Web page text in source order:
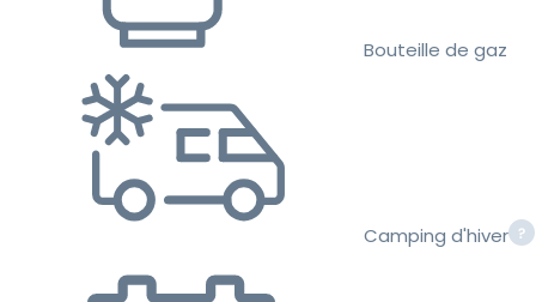
Bouteille de gaz
Camping d'hiver